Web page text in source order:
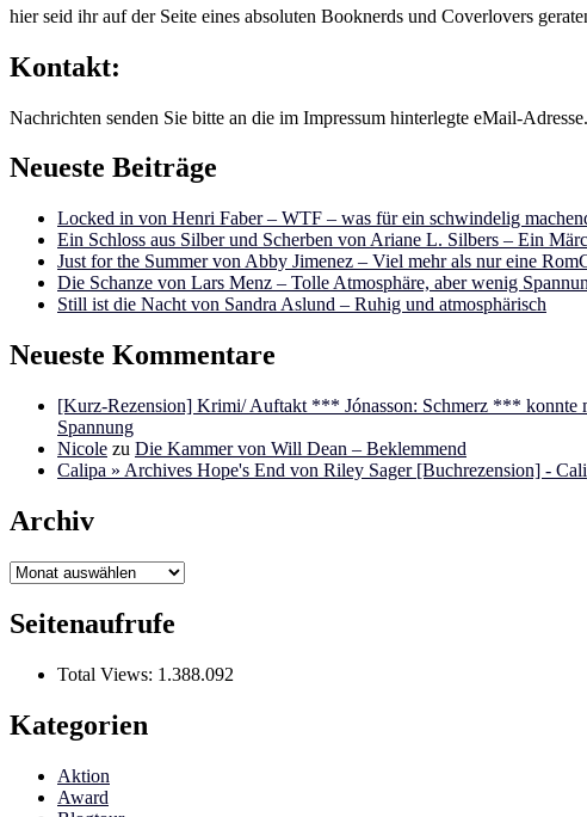
hier seid ihr auf der Seite eines absoluten Booknerds und Coverlovers
Kontakt:
Nachrichten senden Sie bitte an die im Impressum hinterlegte eMail-Adresse.
Neueste Beiträge
Locked in von Henri Faber – WTF – was für ein schwindelig
Ein Schloss aus Silber und Scherben von Ariane L. Silbers – Ein
Just for the Summer von Abby Jimenez – Viel mehr als nur eine
Die Schanze von Lars Menz – Tolle Atmosphäre, aber wenig
Still ist die Nacht von Sandra Aslund – Ruhig und atmosphärisch
Neueste Kommentare
[Kurz-Rezension] Krimi/ Auftakt *** Jónasson: Schmerz ***
Spannung
Nicole zu Die Kammer von Will Dean – Beklemmend
Calipa » Archives Hope's End von Riley Sager [Buchrezension] -
Archiv
Archiv
Seitenaufrufe
Total Views: 1.388.092
Kategorien
Aktion
Award